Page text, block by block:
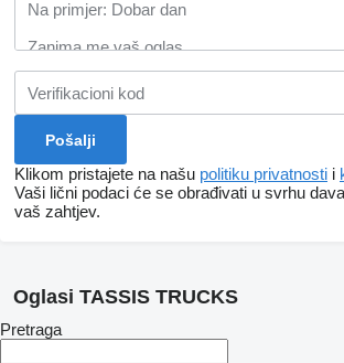
Klikom pristajete na našu politiku privatnosti i
Vaši lični podaci će se obrađivati ​​u svrhu
vaš zahtjev.
Oglasi TASSIS TRUCKS
Pretraga